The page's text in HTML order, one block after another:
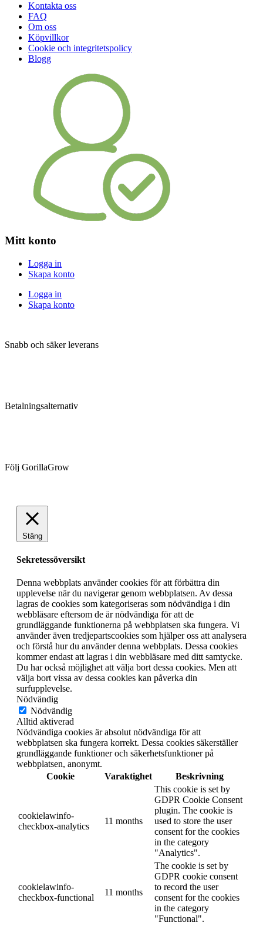
Kontakta oss
FAQ
Om oss
Köpvillkor
Cookie och integritetspolicy
Blogg
Mitt konto
Logga in
Skapa konto
Logga in
Skapa konto
Snabb och säker leverans
Betalningsalternativ
Följ GorillaGrow
Stäng
Sekretessöversikt
Denna webbplats använder cookies för att förbättra din
upplevelse när du navigerar genom webbplatsen. Av dessa
lagras de cookies som kategoriseras som nödvändiga i din
webbläsare eftersom de är nödvändiga för att de
grundläggande funktionerna på webbplatsen ska fungera. Vi
använder även tredjepartscookies som hjälper oss att analysera
och förstå hur du använder denna webbplats. Dessa cookies
kommer endast att lagras i din webbläsare med ditt samtycke.
Du har också möjlighet att välja bort dessa cookies. Men att
välja bort vissa av dessa cookies kan påverka din
surfupplevelse.
Nödvändig
Nödvändig
Alltid aktiverad
Nödvändiga cookies är absolut nödvändiga för att
webbplatsen ska fungera korrekt. Dessa cookies säkerställer
grundläggande funktioner och säkerhetsfunktioner på
webbplatsen, anonymt.
Cookie
Varaktighet Beskrivning
cookielawinfo-
checkbox-analytics
11 months
This cookie is set by
GDPR Cookie Consent
plugin. The cookie is
used to store the user
consent for the cookies
in the category
"Analytics".
cookielawinfo-
checkbox-functional
11 months
The cookie is set by
GDPR cookie consent
to record the user
consent for the cookies
in the category
"Functional".